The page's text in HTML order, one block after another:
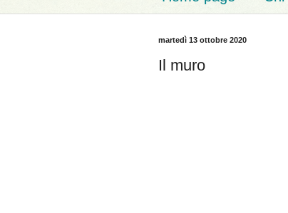
martedì 13 ottobre 2020
Il muro